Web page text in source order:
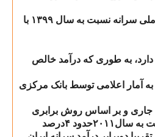
ملی سرانه نسبت به سال ۱۳۹۹ با
دارد، به طوری که درآمد خالص
به آمار اعلامی توسط بانک مرکزی
جاری و بر اساس روش برابری
به سال۲۰۱۱حدود ۴درصد